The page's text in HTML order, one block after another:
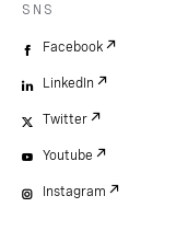
SNS
Facebook
LinkedIn
Twitter
Youtube
Instagram